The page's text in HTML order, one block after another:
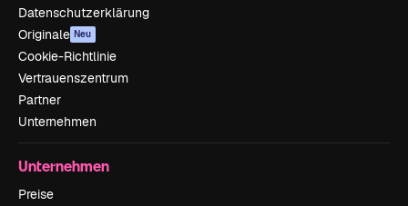
Datenschutzerklärung
Originale Neu
Cookie-Richtlinie
Vertrauenszentrum
Partner
Unternehmen
Unternehmen
Preise